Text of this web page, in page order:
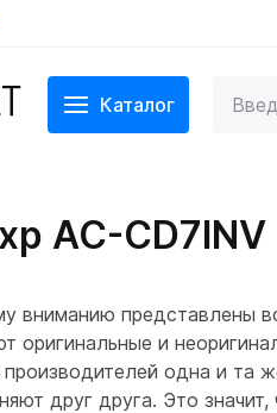
Каталог
AC-CD7INV
вниманию представлены
оригинальные и
одна и та
друг друга. Это